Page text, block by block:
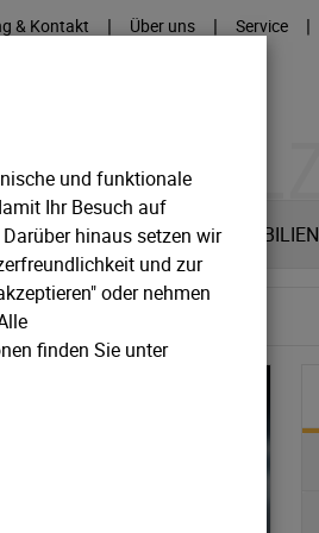
& Kontakt | Über uns | Service |
IT IMMOBILIEN
und funktionale
Ihr Besuch auf
hinaus setzen wir
und zur
oder nehmen
finden Sie unter